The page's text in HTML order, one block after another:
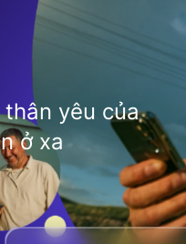
yêu của
ở xa